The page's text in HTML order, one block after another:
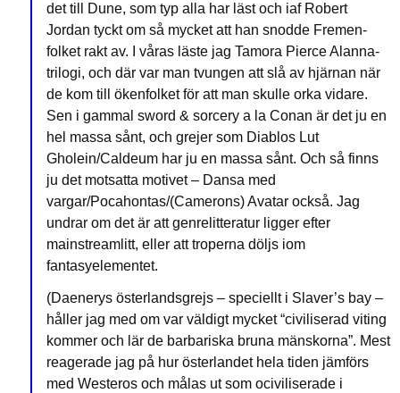
det till Dune, som typ alla har läst och iaf Robert
Jordan tyckt om så mycket att han snodde Fremen-
folket rakt av. I våras läste jag Tamora Pierce Alanna-
trilogi, och där var man tvungen att slå av hjärnan när
de kom till ökenfolket för att man skulle orka vidare.
Sen i gammal sword & sorcery a la Conan är det ju en
hel massa sånt, och grejer som Diablos Lut
Gholein/Caldeum har ju en massa sånt. Och så finns
ju det motsatta motivet – Dansa med
vargar/Pocahontas/(Camerons) Avatar också. Jag
undrar om det är att genrelitteratur ligger efter
mainstreamlitt, eller att troperna döljs iom
fantasyelementet.
(Daenerys österlandsgrejs – speciellt i Slaver’s bay –
håller jag med om var väldigt mycket “civiliserad viting
kommer och lär de barbariska bruna mänskorna”. Mest
reagerade jag på hur österlandet hela tiden jämförs
med Westeros och målas ut som ociviliserade i